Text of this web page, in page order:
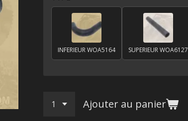
INFERIEUR WOA5164 SUPERIEUR WOA6127
Ajouter au panier